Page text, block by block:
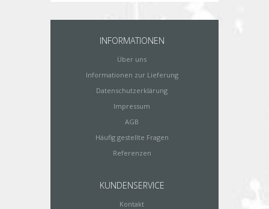
INFORMATIONEN
Über uns
Informationen zur Lieferung
Datenschutzerklärung
Impressum
AGB
Häufig gestellte Fragen
Referenzen
KUNDENSERVICE
Kontakt